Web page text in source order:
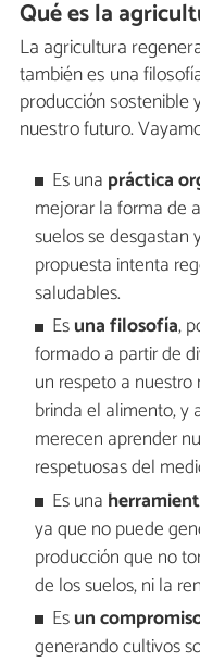
Qué es la
La agricultura
también es una
producción
nuestro futuro.
Es una práctica
mejorar la forma de
suelos se desgastan
propuesta intenta
saludables.
Esuna filosofía,
formado a partir de
un respeto a
brinda el alimento, y
merecen aprender
respetuosas del
Es una
ya que no puede
producción que no
de los suelos, ni la
Esun
generando cultivos